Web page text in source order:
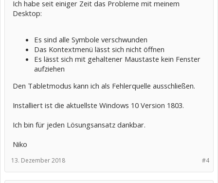
Ich habe seit einiger Zeit das Probleme mit meinem
Desktop:
Es sind alle Symbole verschwunden
Das Kontextmenü lässt sich nicht öffnen
Es lässt sich mit gehaltener Maustaste kein Fenster
aufziehen
Den Tabletmodus kann ich als Fehlerquelle ausschließen.
Installiert ist die aktuellste Windows 10 Version 1803.
Ich bin für jeden Lösungsansatz dankbar.
Niko
#4
13. Dezember 2018